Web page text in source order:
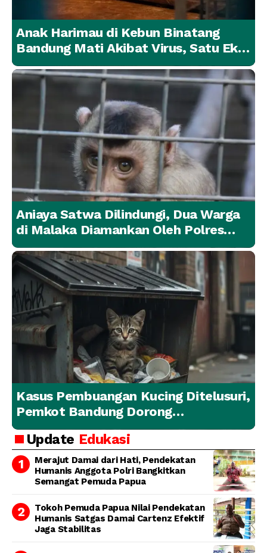
Anak Harimau di Kebun Binatang
Bandung Mati Akibat Virus, Satu Ekor
Lainnya Berangsur Membaik
Aniaya Satwa Dilindungi, Dua Warga
di Malaka Diamankan Oleh Polres
Malaka
Kasus Pembuangan Kucing Ditelusuri,
Pemkot Bandung Dorong
Penanganan Hewan yang
Bertanggung Jawab
Update Edukasi
Merajut Damai dari Hati, Pendekatan
Humanis Anggota Polri Bangkitkan
Semangat Pemuda Papua
Tokoh Pemuda Papua Nilai Pendekatan
Humanis Satgas Damai Cartenz Efektif
Jaga Stabilitas